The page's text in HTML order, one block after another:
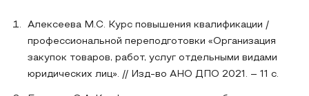
Алексеева М.С. Курс повышения квалификации /
профессиональной переподготовки «Организация
закупок товаров, работ, услуг отдельными видами
юридических лиц». // Изд-во АНО ДПО 2021. – 11 с.